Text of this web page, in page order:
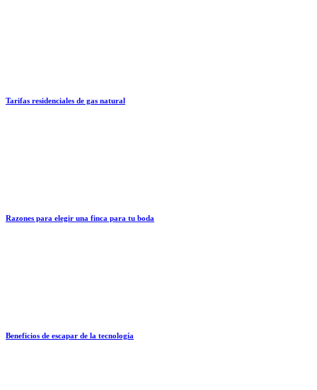
Tarifas residenciales de gas natural
Razones para elegir una finca para tu boda
Beneficios de escapar de la tecnología